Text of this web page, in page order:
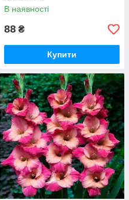
В наявності
88 ₴
Купити